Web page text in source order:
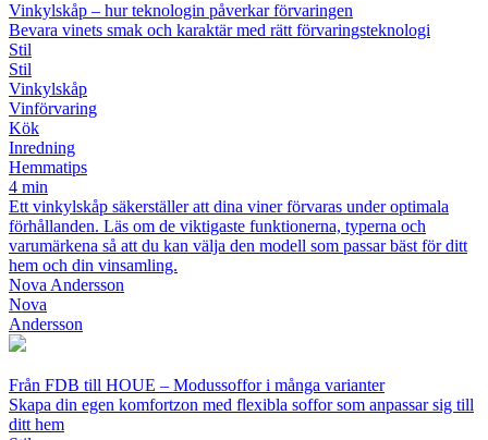
Vinkylskåp – hur teknologin påverkar förvaringen
Bevara vinets smak och karaktär med rätt förvaringsteknologi
Stil
Stil
Vinkylskåp
Vinförvaring
Kök
Inredning
Hemmatips
4 min
Ett vinkylskåp säkerställer att dina viner förvaras under optimala
förhållanden. Läs om de viktigaste funktionerna, typerna och
varumärkena så att du kan välja den modell som passar bäst för ditt
hem och din vinsamling.
Nova Andersson
Nova
Andersson
Från FDB till HOUE – Modussoffor i många varianter
Skapa din egen komfortzon med flexibla soffor som anpassar sig till
ditt hem